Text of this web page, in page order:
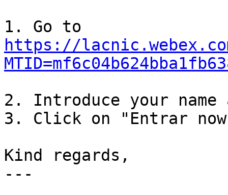
https://
2. Introduce your
3. Click on "Entrar
Kind regards,
---